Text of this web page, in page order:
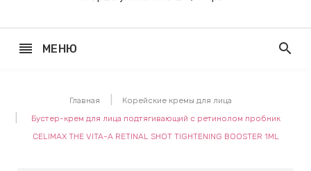
reorder МЕНЮ
ТОНЕРЫ,
keyboard_arrow_right
search
Главная
Корейские кремы для лица
Бустер-крем для лица подтягивающий с ретинолом пробник
CELIMAX THE VITA-A RETINAL SHOT TIGHTENING BOOSTER 1ML